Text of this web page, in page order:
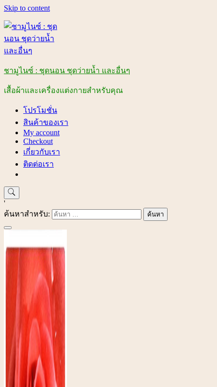
Skip to content
ชามูไนซ์ : ชุดนอน ชุดว่ายน้ำ และอื่นๆ
เสื้อผ้าและเครื่องแต่งกายสำหรับคุณ
โปรโมชั่น
สินค้าของเรา
My account
Checkout
เกี่ยวกับเรา
ติดต่อเรา
'
ค้นหาสำหรับ: